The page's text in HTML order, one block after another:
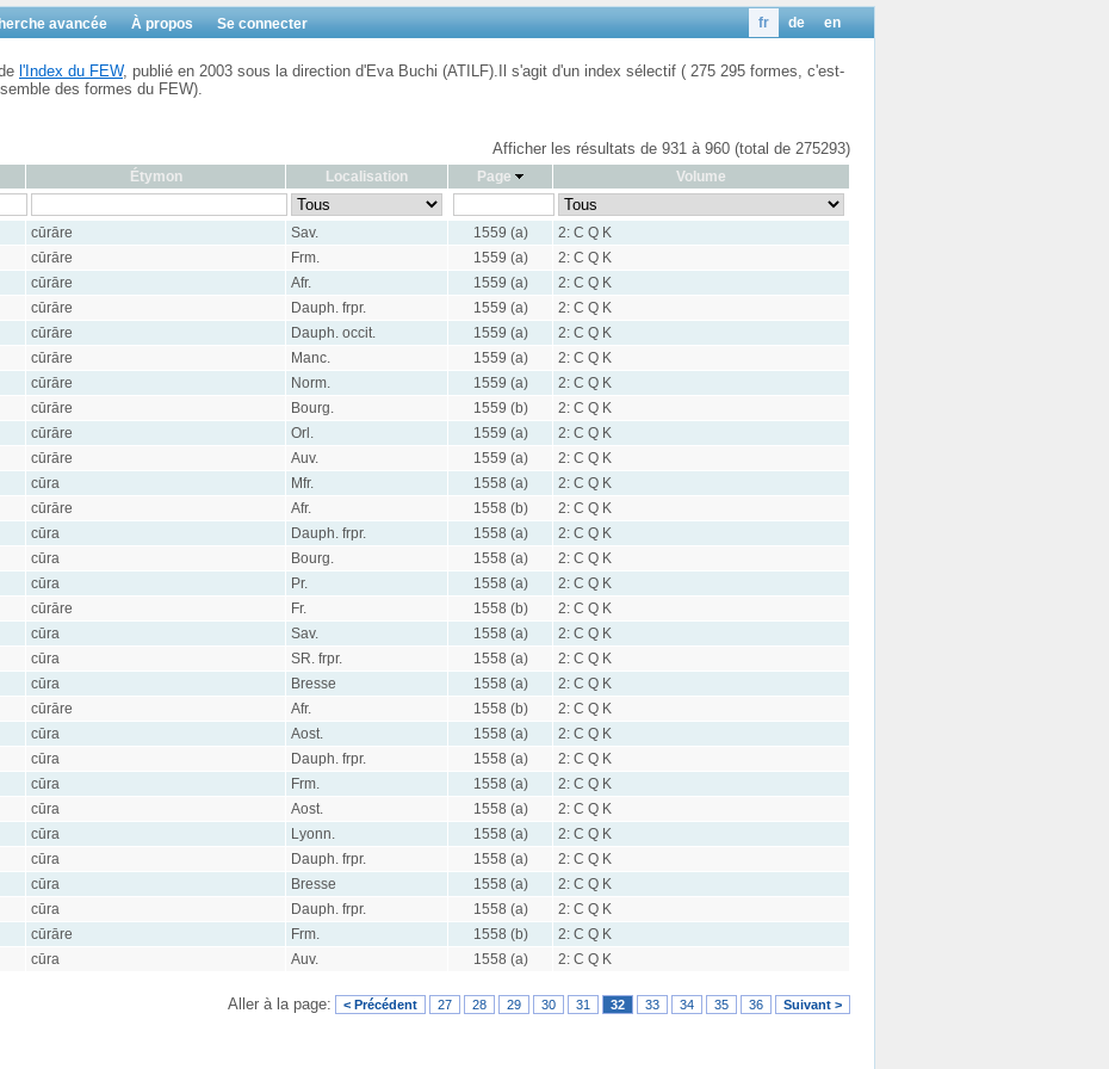
avancée À propos Se connecter en
de
fr
l'Index du FEW, publié en 2003 sous la direction d'Eva Buchi (ATILF).Il s'agit d'un index sélectif ( 275 295 formes, c'est-
des formes du FEW).
Afficher les résultats de 931 à 960 (total de 275293)
Étymon Localisation Page Volume
cūrāre Sav. 1559 (a)
2: C Q K
cūrāre Frm. 1559 (a)
2: C Q K
cūrāre Afr. 1559 (a)
2: C Q K
cūrāre Dauph. frpr. 1559 (a)
2: C Q K
cūrāre Dauph. occit. 1559 (a)
2: C Q K
cūrāre Manc. 1559 (a)
2: C Q K
cūrāre Norm. 1559 (a)
2: C Q K
cūrāre Bourg. 1559 (b)
2: C Q K
cūrāre Orl. 1559 (a)
2: C Q K
cūrāre Auv. 1559 (a)
2: C Q K
cūra Mfr. 1558 (a)
2: C Q K
cūrāre Afr. 1558 (b)
2: C Q K
cūra Dauph. frpr. 1558 (a)
2: C Q K
cūra Bourg. 1558 (a)
2: C Q K
cūra Pr. 1558 (a)
2: C Q K
cūrāre Fr. 1558 (b)
2: C Q K
cūra Sav. 1558 (a)
2: C Q K
cūra SR. frpr. 1558 (a)
2: C Q K
cūra Bresse 1558 (a)
2: C Q K
cūrāre Afr. 1558 (b)
2: C Q K
cūra Aost. 1558 (a)
2: C Q K
cūra Dauph. frpr. 1558 (a)
2: C Q K
cūra Frm. 1558 (a)
2: C Q K
cūra Aost. 1558 (a)
2: C Q K
cūra Lyonn. 1558 (a)
2: C Q K
cūra Dauph. frpr. 1558 (a)
2: C Q K
cūra Bresse 1558 (a)
2: C Q K
cūra Dauph. frpr. 1558 (a)
2: C Q K
cūrāre Frm. 1558 (b)
2: C Q K
cūra Auv. 1558 (a) 2: C Q K
Aller à la page: < Précédent 27 28 29 30 31 32 33 34 35 36 Suivant >